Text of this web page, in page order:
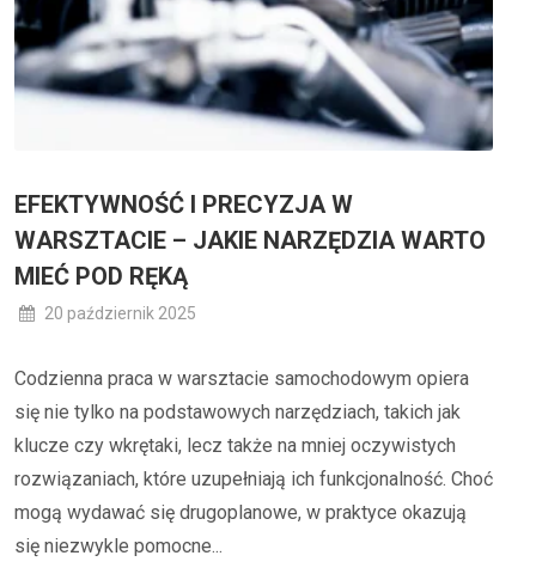
EFEKTYWNOŚĆ I PRECYZJA W
WARSZTACIE – JAKIE NARZĘDZIA WARTO
MIEĆ POD RĘKĄ
20 październik 2025
Codzienna praca w warsztacie samochodowym opiera
się nie tylko na podstawowych narzędziach, takich jak
klucze czy wkrętaki, lecz także na mniej oczywistych
rozwiązaniach, które uzupełniają ich funkcjonalność. Choć
mogą wydawać się drugoplanowe, w praktyce okazują
się niezwykle pomocne...